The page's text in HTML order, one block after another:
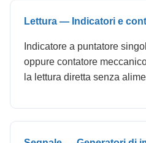
Lettura — Indicatori e
Indicatore a puntatore
oppure contatore
la lettura diretta senza